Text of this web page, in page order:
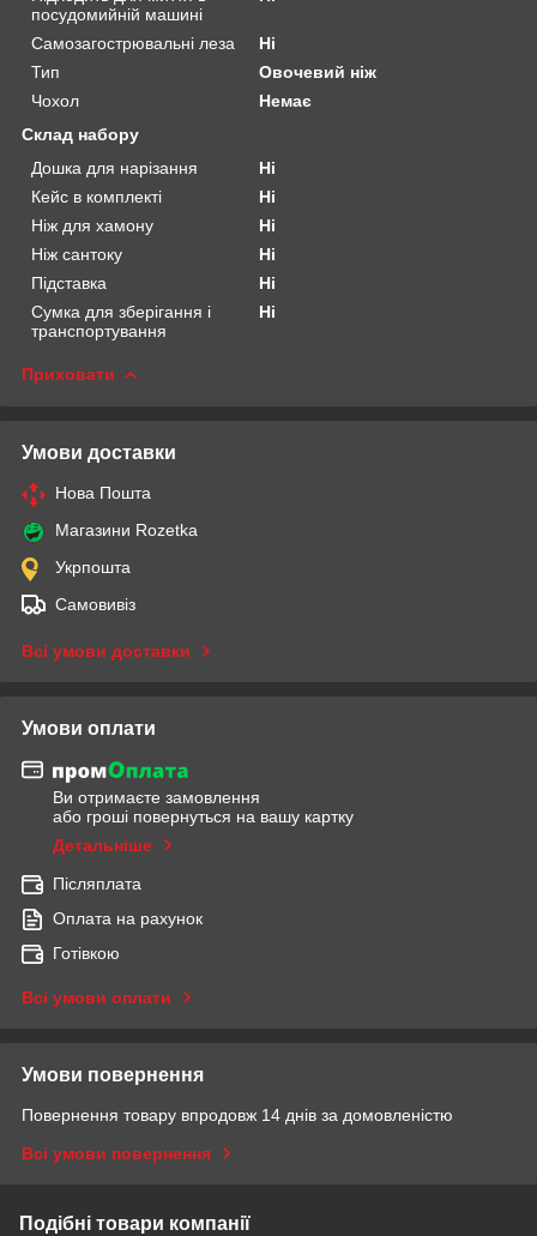
посудомийній машині
Самозагострювальні леза
Ні
Тип
Овочевий ніж
Чохол
Немає
Склад набору
Дошка для нарізання
Ні
Кейс в комплекті
Ні
Ніж для хамону
Ні
Ніж сантоку
Ні
Підставка
Ні
Сумка для зберігання і
транспортування
Ні
Приховати
Умови доставки
Нова Пошта
Магазини Rozetka
Укрпошта
Самовивіз
Всі умови доставки
Умови оплати
Ви отримаєте замовлення
або гроші повернуться на вашу картку
Детальніше
Післяплата
Оплата на рахунок
Готівкою
Всі умови оплати
Умови повернення
Повернення товару впродовж 14 днів за домовленістю
Всі умови повернення
Подібні товари компанії